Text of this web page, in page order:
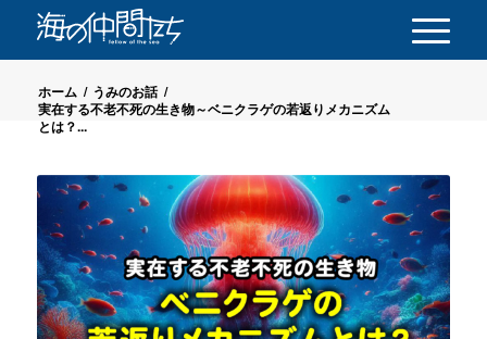
ホーム / うみのお話 /
実在する不老不死の生き物～ベニクラゲの若返りメカニズム
とは？...